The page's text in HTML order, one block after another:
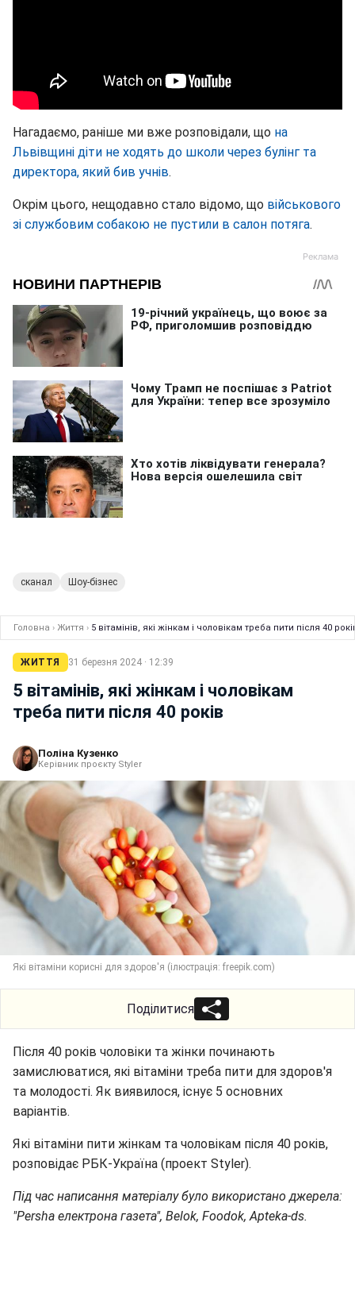
Нагадаємо, раніше ми вже розповідали, що на
Львівщині діти не ходять до школи через булінг та
директора, який бив учнів.
Окрім цього, нещодавно стало відомо, що військового
зі службовим собакою не пустили в салон потяга.
сканал Шоу-бізнес
Головна › Життя › 5 вітамінів, які жінкам і чоловікам треба пити після 40
ЖИТТЯ 31 березня 2024 · 12:39
5 вітамінів, які жінкам і чоловікам
треба пити після 40 років
Поліна Кузенко
Керівник проєкту Styler
Які вітаміни корисні для здоров'я (ілюстрація: freepik.com)
Поділитися
Після 40 років чоловіки та жінки починають
замислюватися, які вітаміни треба пити для здоров'я
та молодості. Як виявилося, існує 5 основних
варіантів.
Які вітаміни пити жінкам та чоловікам після 40 років,
розповідає РБК-Україна (проект Styler).
Під час написання матеріалу було використано джерела:
"Persha електрона газета", Belok, Foodok, Apteka-ds.